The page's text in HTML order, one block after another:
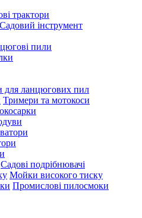
трактори
Садовий інструмент
пили
ланцюгових пил
Тримери та мотокоси
Садові подрібнювачі
Мойки високого тиску
Промислові пилосмоки